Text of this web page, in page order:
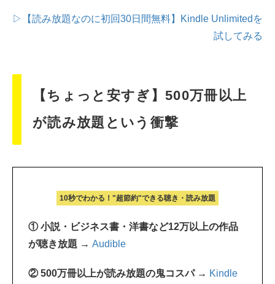
▷【読み放題なのに初回30日間無料】Kindle Unlimitedを
試してみる
【ちょっと安すぎ】500万冊以上
が読み放題という衝撃
10秒でわかる！"超節約"できる聴き・読み放題
① 小説・ビジネス書・洋書など12万以上の作品
が聴き放題 → Audible
② 500万冊以上が読み放題の鬼コスパ → Kindle